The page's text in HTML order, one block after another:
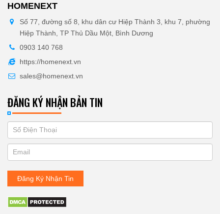
HOMENEXT
Số 77, đường số 8, khu dân cư Hiệp Thành 3, khu 7, phường
Hiệp Thành, TP Thủ Dầu Một, Bình Dương
0903 140 768
https://homenext.vn
sales@homenext.vn
ĐĂNG KÝ NHẬN BẢN TIN
ĐĂNG
KÝ
NHẬN
BẢN
TIN
you
are
human,
leave
this
blank.
Đăng Ký Nhận Tin